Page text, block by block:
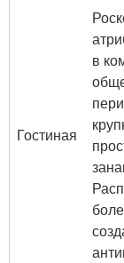
Гостиная
в